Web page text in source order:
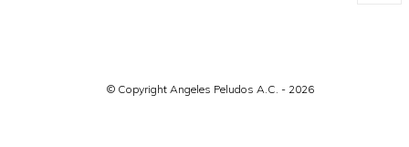
© Copyright Angeles Peludos A.C. - 2026